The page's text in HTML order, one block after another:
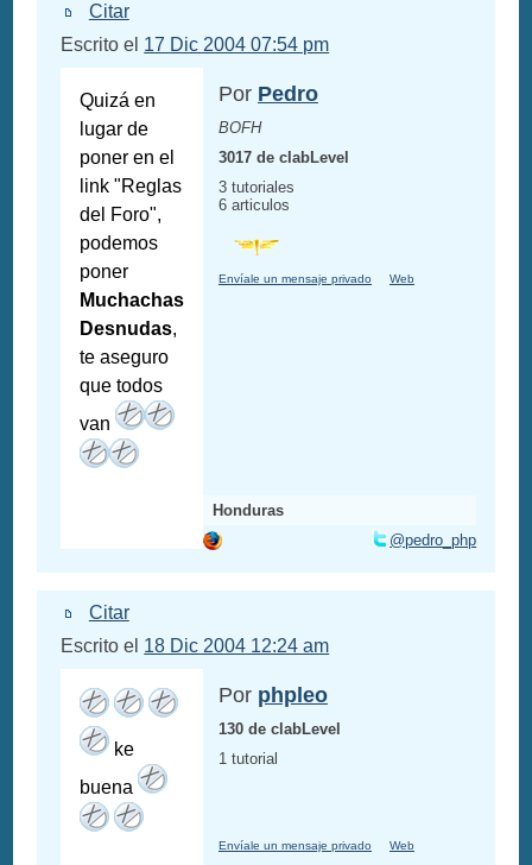
Citar
Escrito el 17 Dic 2004 07:54 pm
Quizá en
lugar de
poner en el
link "Reglas
del Foro",
podemos
poner
Muchachas
Desnudas,
te aseguro
que todos
van
Por Pedro
BOFH
3017 de clabLevel
3 tutoriales
6 articulos
Envíale un mensaje privado Web
Honduras
@pedro_php
Citar
Escrito el 18 Dic 2004 12:24 am
ke
buena
Por phpleo
130 de clabLevel
1 tutorial
Envíale un mensaje privado Web